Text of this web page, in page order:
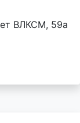
ВЛКСМ, 59а